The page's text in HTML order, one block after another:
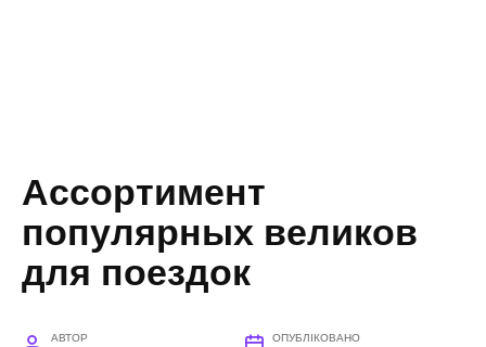
Ассортимент
популярных великов
для поездок
АВТОР ОПУБЛІКОВАНО